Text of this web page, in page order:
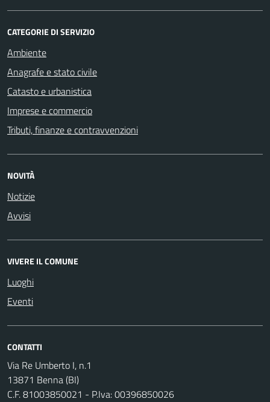
CATEGORIE DI SERVIZIO
Ambiente
Anagrafe e stato civile
Catasto e urbanistica
Imprese e commercio
Tributi, finanze e contravvenzioni
NOVITÀ
Notizie
Avvisi
VIVERE IL COMUNE
Luoghi
Eventi
CONTATTI
Via Re Umberto I, n.1
13871 Benna (BI)
C.F. 81003850021 - P.Iva: 00396850026